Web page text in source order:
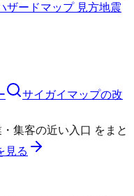
ザードマップ 見方地震
サイガイマップの改
集客の近い入口 をまと
見る